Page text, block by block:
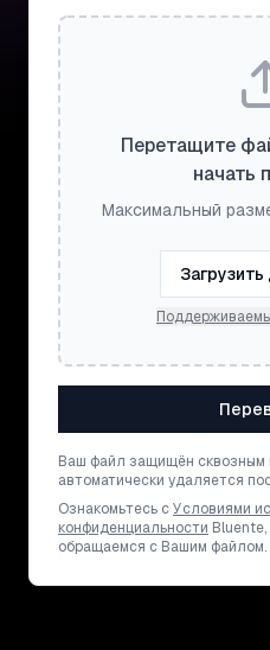
Перетащите
начать
Максимальный
Ваш файл защищён сквозным
автоматически удаляется
Ознакомьтесь сУсловиями
конфиденциальности Bluente,
обращаемся с Вашим файлом.